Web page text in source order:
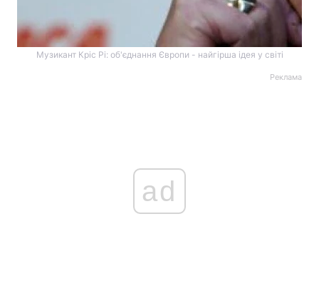
Музикант Кріс Рі: об'єднання Європи - найгірша ідея у світі
Реклама
ad